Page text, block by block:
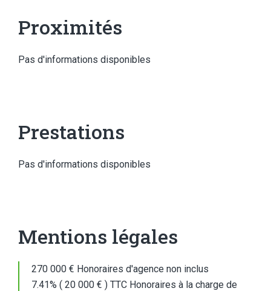
Proximités
Pas d'informations disponibles
Prestations
Pas d'informations disponibles
Mentions légales
270 000 € Honoraires d'agence non inclus
7.41% ( 20 000 € ) TTC Honoraires à la charge de